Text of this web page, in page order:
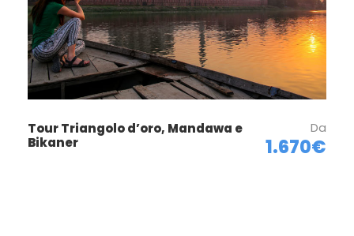
Tour Triangolo d’oro, Mandawa e
Bikaner
Da
1.670€